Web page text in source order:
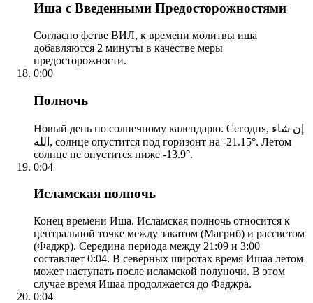
Иша с Введенными Предосторожностями
Согласно фетве ВИЛ, к времени молитвы иша
добавляются 2 минуты в качестве меры
предосторожности.
0:00
Полночь
Новый день по солнечному календарю. Сегодня, إن شاء
الله, солнце опустится под горизонт на -21.15°. Летом
солнце не опустится ниже -13.9°.
0:04
Исламская полночь
Конец времени Иша. Исламская полночь относится к
центральной точке между закатом (Магриб) и рассветом
(Фаджр). Середина периода между 21:09 и 3:00
составляет 0:04. В северных широтах время Ишаа летом
может наступать после исламской полуночи. В этом
случае время Ишаа продолжается до Фаджра.
0:04